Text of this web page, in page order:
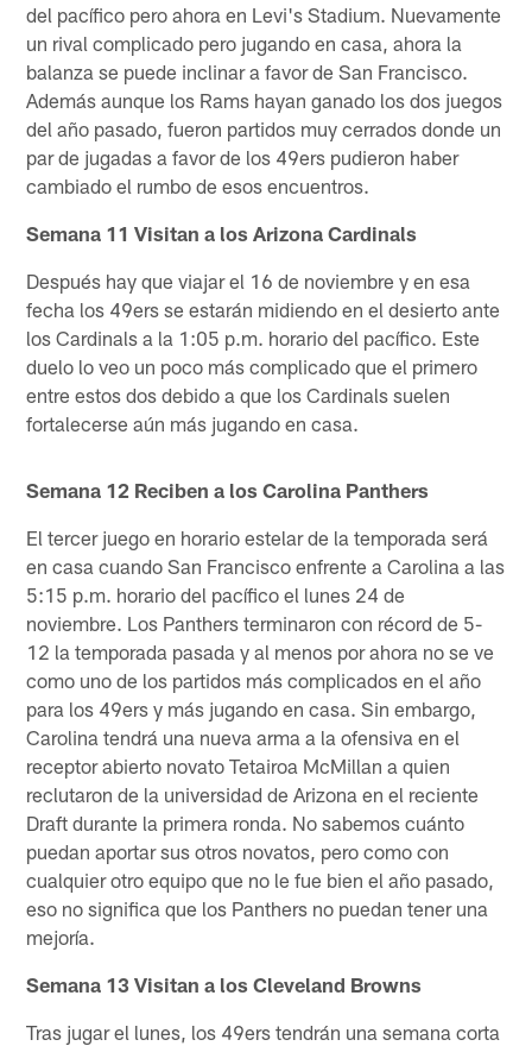
del pacífico pero ahora en Levi's Stadium. Nuevamente
un rival complicado pero jugando en casa, ahora la
balanza se puede inclinar a favor de San Francisco.
Además aunque los Rams hayan ganado los dos juegos
del año pasado, fueron partidos muy cerrados donde un
par de jugadas a favor de los 49ers pudieron haber
cambiado el rumbo de esos encuentros.
Semana 11 Visitan a los Arizona Cardinals
Después hay que viajar el 16 de noviembre y en esa
fecha los 49ers se estarán midiendo en el desierto ante
los Cardinals a la 1:05 p.m. horario del pacífico. Este
duelo lo veo un poco más complicado que el primero
entre estos dos debido a que los Cardinals suelen
fortalecerse aún más jugando en casa.
Semana 12 Reciben a los Carolina Panthers
El tercer juego en horario estelar de la temporada será
en casa cuando San Francisco enfrente a Carolina a las
5:15 p.m. horario del pacífico el lunes 24 de
noviembre. Los Panthers terminaron con récord de 5-
12 la temporada pasada y al menos por ahora no se ve
como uno de los partidos más complicados en el año
para los 49ers y más jugando en casa. Sin embargo,
Carolina tendrá una nueva arma a la ofensiva en el
receptor abierto novato Tetairoa McMillan a quien
reclutaron de la universidad de Arizona en el reciente
Draft durante la primera ronda. No sabemos cuánto
puedan aportar sus otros novatos, pero como con
cualquier otro equipo que no le fue bien el año pasado,
eso no significa que los Panthers no puedan tener una
mejoría.
Semana 13 Visitan a los Cleveland Browns
Tras jugar el lunes, los 49ers tendrán una semana corta